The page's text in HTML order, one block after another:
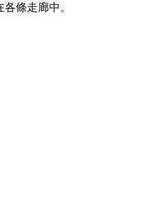
條走廊中。